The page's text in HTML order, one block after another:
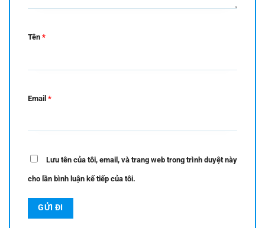
Tên *
Email *
Lưu tên của tôi, email, và trang web trong trình duyệt này
cho lần bình luận kế tiếp của tôi.